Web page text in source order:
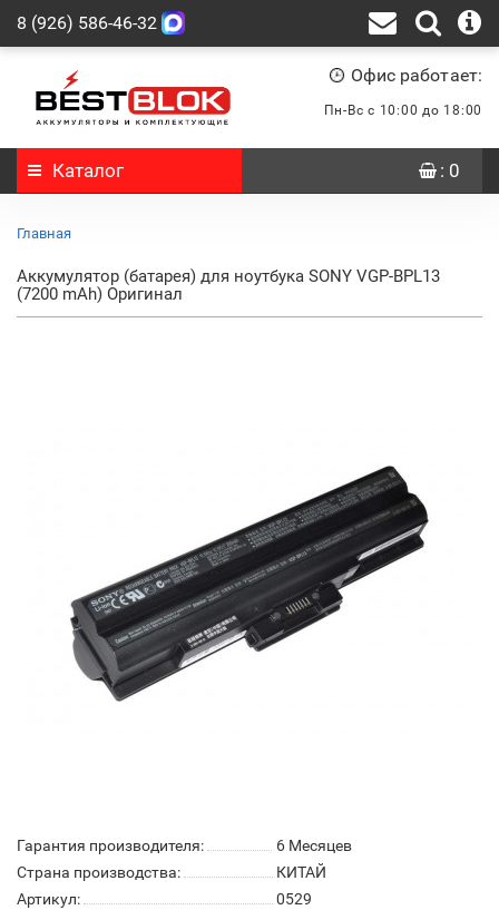
8 (926) 586-46-32
Офис работает:
Пн-Вс с 10:00 до 18:00
Каталог : 0
Главная
Аккумулятор (батарея) для ноутбука SONY VGP-BPL13
(7200 mAh) Оригинал
Гарантия производителя:
6 Месяцев
Страна производства:
КИТАЙ
Артикул:
0529